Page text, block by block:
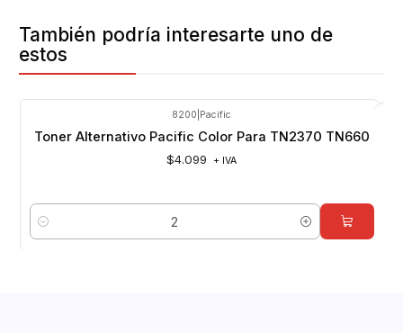
También podría interesarte uno de
estos
8200 Pacific
Toner Alternativo Pacific Color Para TN2370 TN660
$4.099 + IVA
Cantidad